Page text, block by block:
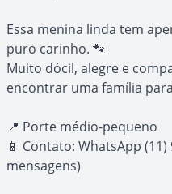
Essa menina linda tem
puro carinho. 🐾
Muito dócil, alegre e
encontrar uma família
📍 Porte médio-pequeno
📱 Contato: WhatsApp
mensagens)